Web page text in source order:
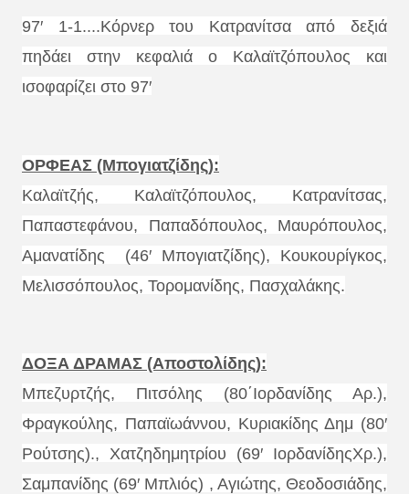
97′ 1-1....Κόρνερ του Κατρανίτσα από δεξιά
πηδάει στην κεφαλιά ο Καλαϊτζόπουλος και
ισοφαρίζει στο 97′
ΟΡΦΕΑΣ (Μπογιατζίδης):
Καλαϊτζής, Καλαϊτζόπουλος, Κατρανίτσας,
Παπαστεφάνου, Παπαδόπουλος, Μαυρόπουλος,
Αμανατίδης (46′ Μπογιατζίδης), Κουκουρίγκος,
Μελισσόπουλος, Τορομανίδης, Πασχαλάκης.
ΔΟΞΑ ΔΡΑΜΑΣ (Αποστολίδης):
Μπεζυρτζής, Πιτσόλης (80΄Ιορδανίδης Αρ.),
Φραγκούλης, Παπαϊωάννου, Κυριακίδης Δημ (80′
Ρούτσης)., Χατζηδημητρίου (69′ ΙορδανίδηςΧρ.),
Σαμπανίδης (69′ Μπλιός) , Αγιώτης, Θεοδοσιάδης,